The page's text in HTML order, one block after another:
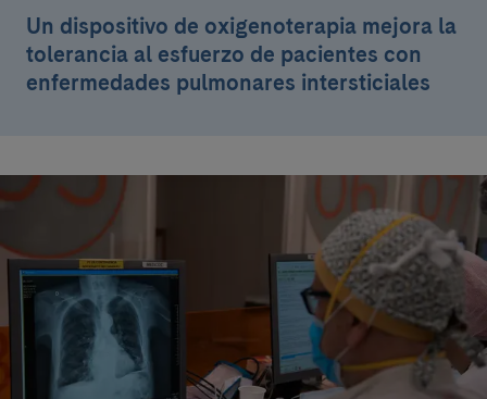
Un dispositivo de oxigenoterapia mejora la
tolerancia al esfuerzo de pacientes con
enfermedades pulmonares intersticiales